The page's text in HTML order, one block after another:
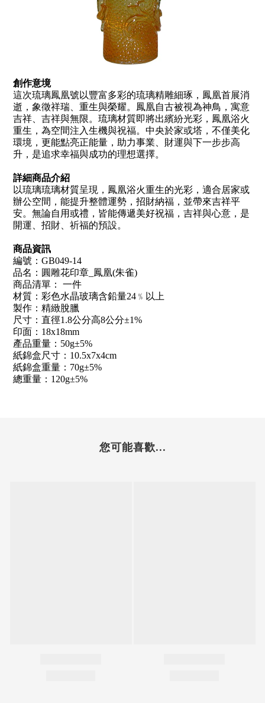
創作意境
這次琉璃鳳凰號以豐富多彩的琉璃精雕細琢，鳳凰首展消
逝，象徵祥瑞、重生與榮耀。鳳凰自古被視為神鳥，寓意
吉祥、吉祥與無限。琉璃材質即將出繽紛光彩，鳳凰浴火
重生，為空間注入生機與祝福。中央於家或塔，不僅美化
環境，更能點亮正能量，助力事業、財運與下一步步高
升，是追求幸福與成功的理想選擇。
詳細商品介紹
以琉璃琉璃材質呈現，鳳凰浴火重生的光彩，適合居家或
辦公空間，能提升整體運勢，招財納福，並帶來吉祥平
安。無論自用或禮，皆能傳遞美好祝福，吉祥與心意，是
開運、招財、祈福的預設。
商品資訊
編號：GB049-14
品名：圓雕花印章_鳳凰(朱雀)
商品清單： 一件
材質：彩色水晶玻璃含鉛量24﹪以上
製作：精緻脫臘
尺寸：直徑1.8公分高8公分±1%
印面：18x18mm
產品重量：50g±5%
紙錦盒尺寸：10.5x7x4cm
紙錦盒重量：70g±5%
總重量：120g±5%
您可能喜歡...